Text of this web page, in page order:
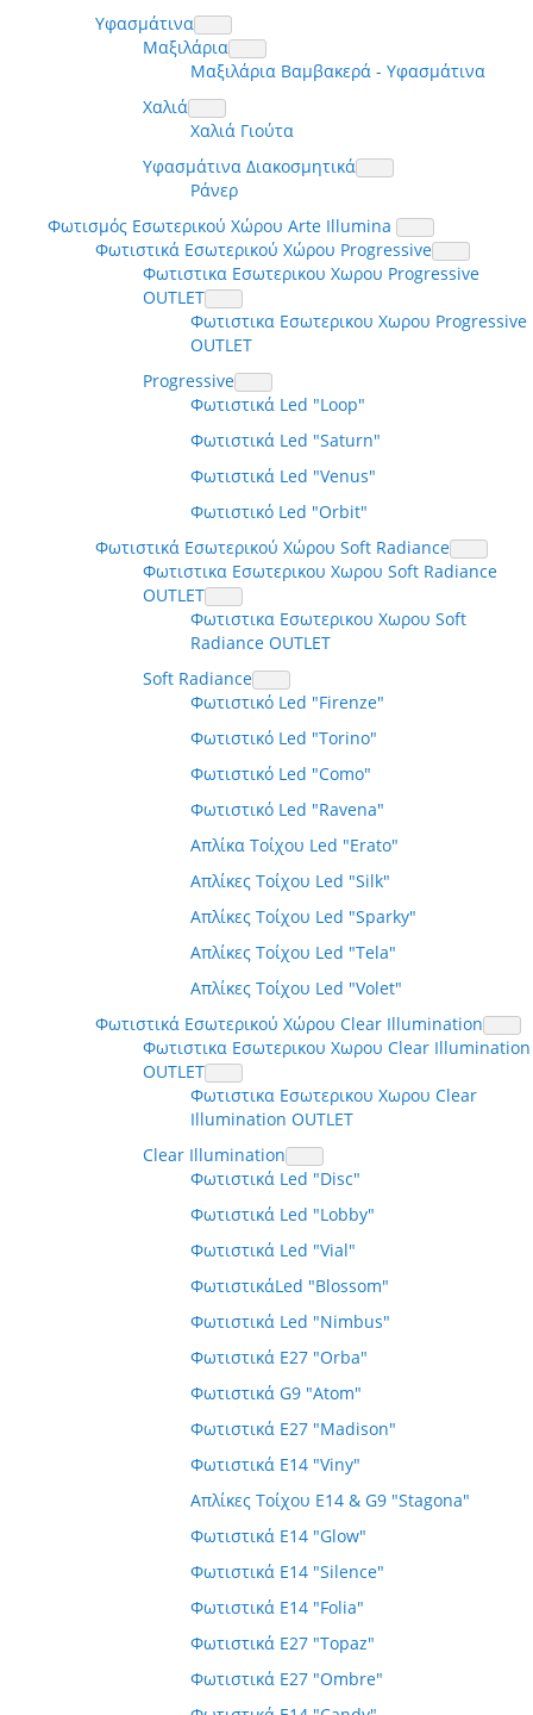
Υφασμάτινα
Μαξιλάρια
Μαξιλάρια Βαμβακερά - Υφασμάτινα
Χαλιά
Χαλιά Γιούτα
Υφασμάτινα Διακοσμητικά
Ράνερ
Φωτισμός Εσωτερικού Χώρου Arte Illumina
Φωτιστικά Εσωτερικού Χώρου Progressive
Φωτιστικα Εσωτερικου Χωρου Progressive
OUTLET
Φωτιστικα Εσωτερικου Χωρου Progressive
OUTLET
Progressive
Φωτιστικά Led "Loop"
Φωτιστικά Led "Saturn"
Φωτιστικά Led "Venus"
Φωτιστικό Led "Orbit"
Φωτιστικά Εσωτερικού Χώρου Soft Radiance
Φωτιστικα Εσωτερικου Χωρου Soft Radiance
OUTLET
Φωτιστικα Εσωτερικου Χωρου Soft
Radiance OUTLET
Soft Radiance
Φωτιστικό Led "Firenze"
Φωτιστικό Led "Torino"
Φωτιστικό Led "Como"
Φωτιστικό Led "Ravena"
Απλίκα Τοίχου Led "Erato"
Απλίκες Τοίχου Led "Silk"
Απλίκες Τοίχου Led "Sparky"
Απλίκες Τοίχου Led "Tela"
Απλίκες Τοίχου Led "Volet"
Φωτιστικά Εσωτερικού Χώρου Clear Illumination
Φωτιστικα Εσωτερικου Χωρου Clear Illumination
OUTLET
Φωτιστικα Εσωτερικου Χωρου Clear
Illumination OUTLET
Clear Illumination
Φωτιστικά Led "Disc"
Φωτιστικά Led "Lobby"
Φωτιστικά Led "Vial"
ΦωτιστικάLed "Blossom"
Φωτιστικά Led "Nimbus"
Φωτιστικά E27 "Orba"
Φωτιστικά G9 "Atom"
Φωτιστικά E27 "Madison"
Φωτιστικά E14 "Viny"
Απλίκες Τοίχου E14 & G9 "Stagona"
Φωτιστικά E14 "Glow"
Φωτιστικά E14 "Silence"
Φωτιστικά E14 "Folia"
Φωτιστικά E27 "Topaz"
Φωτιστικά E27 "Ombre"